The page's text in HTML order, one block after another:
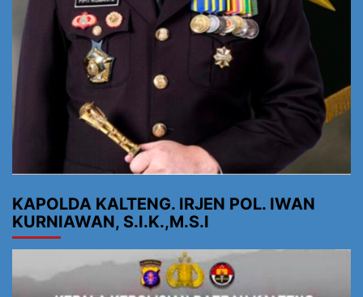
KAPOLDA KALTENG. IRJEN POL. IWAN
KURNIAWAN, S.I.K.,M.S.I